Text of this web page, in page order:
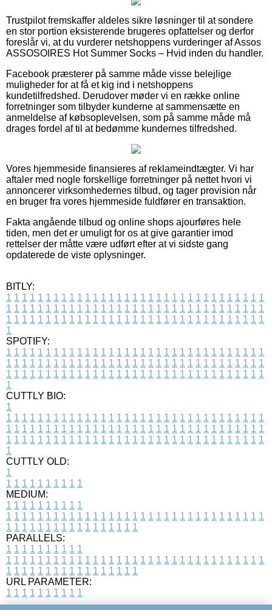
Trustpilot fremskaffer aldeles sikre løsninger til at sondere
en stor portion eksisterende brugeres opfattelser og derfor
foreslår vi, at du vurderer netshoppens vurderinger af Assos
ASSOSOIRES Hot Summer Socks – Hvid inden du handler.
Facebook præsterer på samme måde visse belejlige
muligheder for at få et kig ind i netshoppens
kundetilfredshed. Derudover møder vi en række online
forretninger som tilbyder kunderne at sammensætte en
anmeldelse af købsoplevelsen, som på samme måde må
drages fordel af til at bedømme kundernes tilfredshed.
Vores hjemmeside finansieres af reklameindtægter. Vi har
aftaler med nogle forskellige forretninger på nettet hvori vi
annoncerer virksomhedernes tilbud, og tager provision når
en bruger fra vores hjemmeside fuldfører en transaktion.
Fakta angående tilbud og online shops ajourføres hele
tiden, men det er umuligt for os at give garantier imod
rettelser der måtte være udført efter at vi sidste gang
opdaterede de viste oplysninger.
BITLY:
1 1 1 1 1 1 1 1 1 1 1 1 1 1 1 1 1 1 1 1 1 1 1 1 1 1 1 1 1 1 1 1 1
1 1 1 1 1 1 1 1 1 1 1 1 1 1 1 1 1 1 1 1 1 1 1 1 1 1 1 1 1 1 1 1 1
1 1 1 1 1 1 1 1 1 1 1 1 1 1 1 1 1 1 1 1 1 1 1 1 1 1 1 1 1 1 1 1 1
1
SPOTIFY:
1 1 1 1 1 1 1 1 1 1 1 1 1 1 1 1 1 1 1 1 1 1 1 1 1 1 1 1 1 1 1 1 1
1 1 1 1 1 1 1 1 1 1 1 1 1 1 1 1 1 1 1 1 1 1 1 1 1 1 1 1 1 1 1 1 1
1 1 1 1 1 1 1 1 1 1 1 1 1 1 1 1 1 1 1 1 1 1 1 1 1 1 1 1 1 1 1 1 1
1
CUTTLY BIO:
1
1 1 1 1 1 1 1 1 1 1 1 1 1 1 1 1 1 1 1 1 1 1 1 1 1 1 1 1 1 1 1 1 1
1 1 1 1 1 1 1 1 1 1 1 1 1 1 1 1 1 1 1 1 1 1 1 1 1 1 1 1 1 1 1 1 1
1 1 1 1 1 1 1 1 1 1 1 1 1 1 1 1 1 1 1 1 1 1 1 1 1 1 1 1 1 1 1 1 1
1
CUTTLY OLD:
1
1 1 1 1 1 1 1 1 1 1
MEDIUM:
1 1 1 1 1 1 1 1 1 1
1 1 1 1 1 1 1 1 1 1 1 1 1 1 1 1 1 1 1 1 1 1 1 1 1 1 1 1 1 1 1 1 1
1 1 1 1 1 1 1 1 1 1 1 1 1 1 1 1 1
PARALLELS:
1 1 1 1 1 1 1 1 1 1
1 1 1 1 1 1 1 1 1 1 1 1 1 1 1 1 1 1 1 1 1 1 1 1 1 1 1 1 1 1 1 1 1
1 1 1 1 1 1 1 1 1 1 1 1 1 1 1 1 1
URL PARAMETER:
1 1 1 1 1 1 1 1 1 1